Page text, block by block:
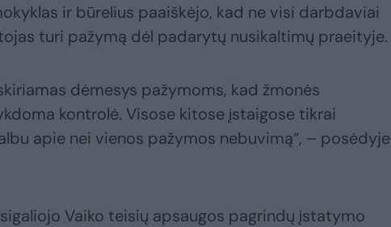
ir būrelius paaiškėjo, kad ne visi darbdaviai
turi pažymą dėl padarytų nusikaltimų praeityje.
dėmesys pažymoms, kad žmonės
kontrolė. Visose kitose įstaigose tikrai
apie nei vienos pažymos nebuvimą“, – posėdyje
Vaiko teisių apsaugos pagrindų įstatymo